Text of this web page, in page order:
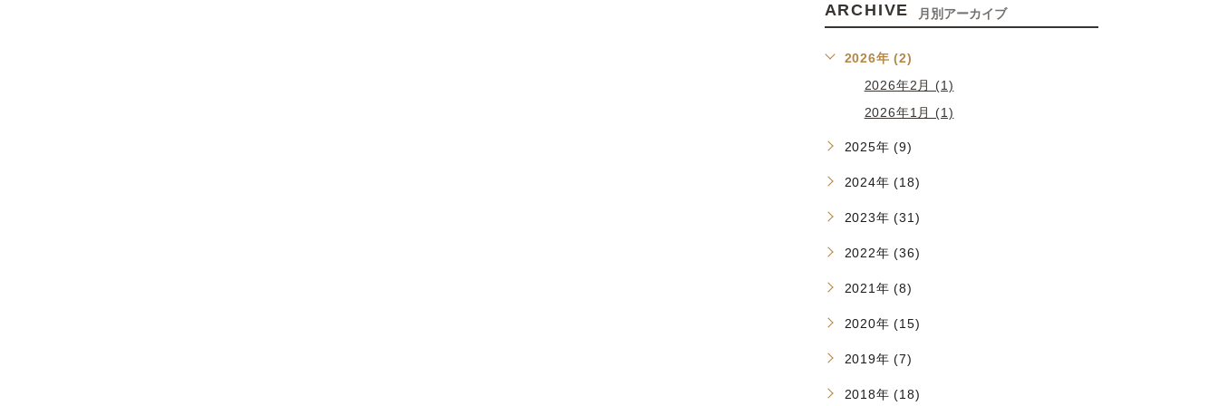
ARCHIVE 月別アーカイブ
2026年 (2)
2026年2月 (1)
2026年1月 (1)
2025年 (9)
2024年 (18)
2023年 (31)
2022年 (36)
2021年 (8)
2020年 (15)
2019年 (7)
2018年 (18)